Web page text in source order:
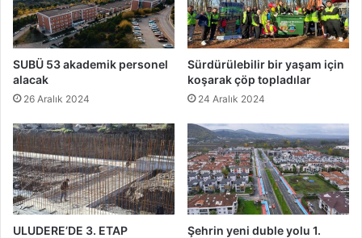
SUBÜ 53 akademik personel
alacak
26 Aralık 2024
Sürdürülebilir bir yaşam için
koşarak çöp topladılar
24 Aralık 2024
ULUDERE’DE 3. ETAP
Şehrin yeni duble yolu 1.